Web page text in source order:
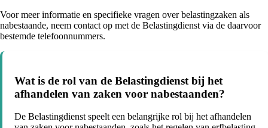
Voor meer informatie en specifieke vragen over belastingzaken als
nabestaande, neem contact op met de Belastingdienst via de daarvoor
bestemde telefoonnummers.
Wat is de rol van de Belastingdienst bij het
afhandelen van zaken voor nabestaanden?
De Belastingdienst speelt een belangrijke rol bij het afhandelen